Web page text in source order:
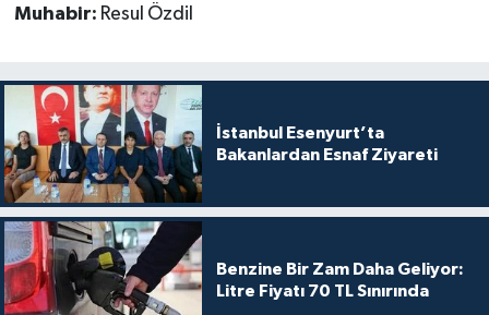
Muhabir: Resul Özdil
İstanbul Esenyurt’ta
Bakanlardan Esnaf Ziyareti
Benzine Bir Zam Daha Geliyor:
Litre Fiyatı 70 TL Sınırında